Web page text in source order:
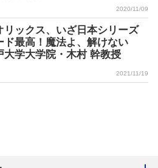
2020/11/09
リックス、いざ日本シリーズ
ド最高！魔法よ、解けない
大学大学院・木村 幹教授
2021/11/19